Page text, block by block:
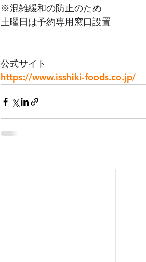
※混雑緩和の防止のため
土曜日は予約専用窓口設置
公式サイト
https://www.isshiki-foods.co.jp/